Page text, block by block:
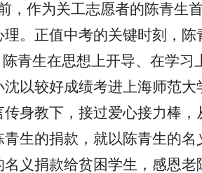
，作为关工志愿者的陈青生
理。正值中考的关键时刻，
陈青生在思想上开导、在学
沈以较好成绩考进上海师范
传身教下，接过爱心接力棒
青生的捐款，就以陈青生的
名义捐款给贫困学生，感恩老